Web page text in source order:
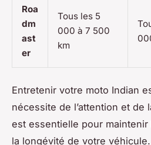
Roa
dm
ast
er
Tous les 5
000 à 7 500
km
Entretenir votre moto Indian
nécessite de l’attention et de
est essentielle pour
la longévité de votre